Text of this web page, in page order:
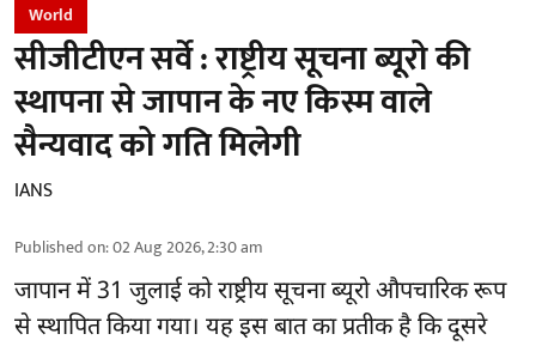
World
सीजीटीएन सर्वे : राष्ट्रीय सूचना ब्यूरो की
स्थापना से जापान के नए किस्म वाले
सैन्यवाद को गति मिलेगी
IANS
Published on:02 Aug 2026, 2:30 am
जापानमें 31 जुलाई को राष्ट्रीय सूचना ब्यूरो औपचारिक रूप
से स्थापित किया गया। यह इस बात का प्रतीक है कि दूसरे